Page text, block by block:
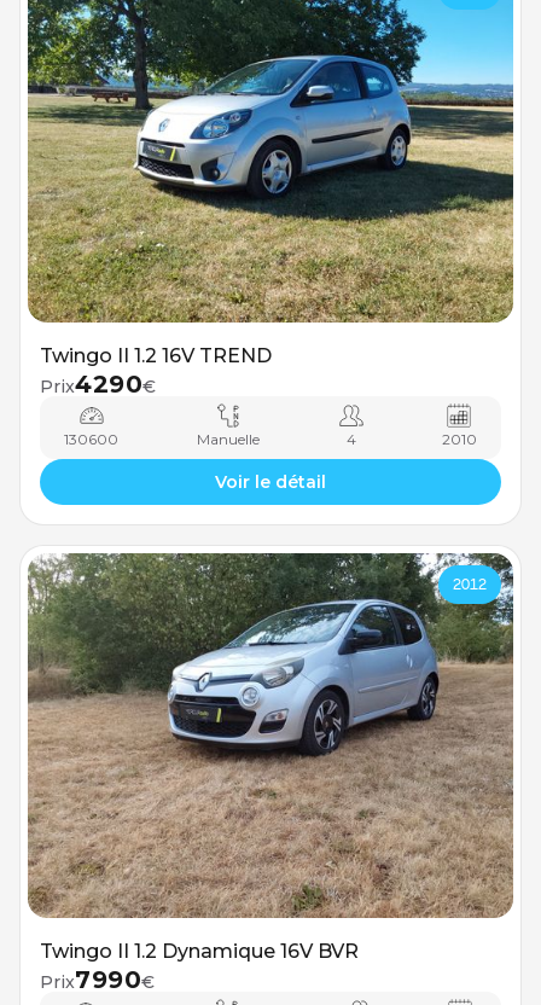
Twingo II 1.2 16V TREND
Prix4290€
130600 Manuelle 4 2010
Voir le détail
2012
Twingo II 1.2 Dynamique 16V BVR
Prix7990€